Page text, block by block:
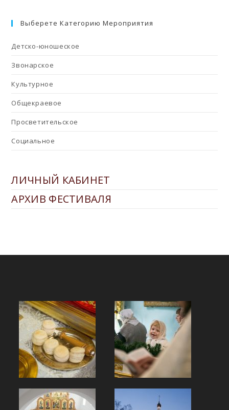
Выберете Категорию Мероприятия
Детско-юношеское
Звонарское
Культурное
Общекраевое
Просветительское
Социальное
ЛИЧНЫЙ КАБИНЕТ
АРХИВ ФЕСТИВАЛЯ